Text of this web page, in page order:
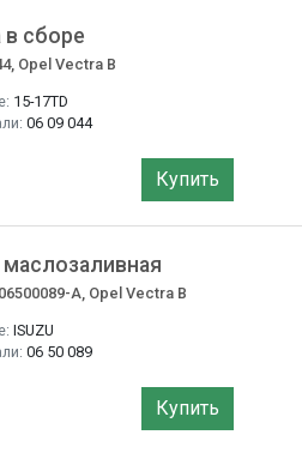
в сборе
Opel Vectra B
15-17TD
06 09 044
Купить
A, Opel Vectra B
ISUZU
06 50 089
Купить